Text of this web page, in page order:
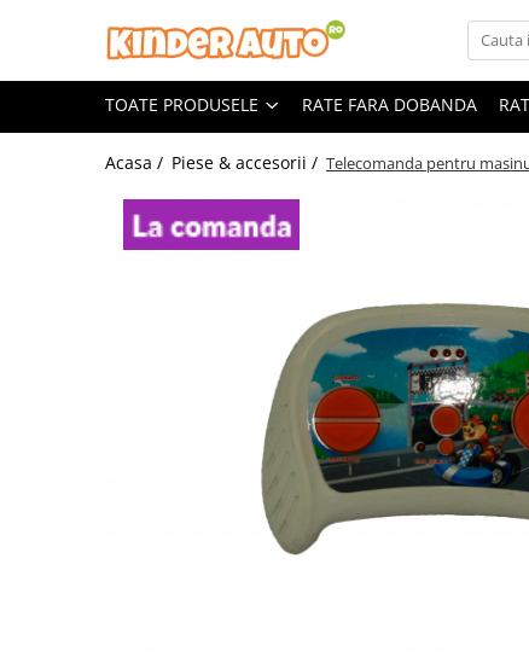
Toate Produsele
Produse in stoc
Masinute electrice
ATV & UTV Electrice
Vehicule electrice adulti
TOATE PRODUSELE RATE FARA DOBANDA
Acasa / Piese & accesorii / Telecomanda pentru